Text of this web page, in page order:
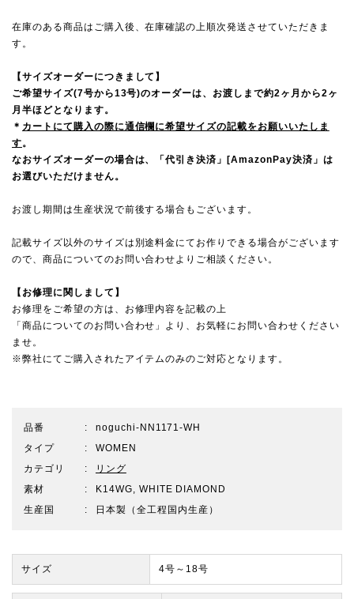
在庫のある商品はご購入後、在庫確認の上順次発送させていただきま
す。
【サイズオーダーにつきまして】
ご希望サイズ(7号から13号)のオーダーは、お渡しまで約2ヶ月から2ヶ
月半ほどとなります。
＊ カートにて購入の際に通信欄に希望サイズの記載をお願いいたしま
す。
なおサイズオーダーの場合は、「代引き決済」[AmazonPay決済」は
お選びいただけません。
お渡し期間は生産状況で前後する場合もございます。
記載サイズ以外のサイズは別途料金にてお作りできる場合がございます
ので、 商品についてのお問い合わせよりご相談ください。
【お修理に関しまして】
お修理をご希望の方は、お修理内容を記載の上
「商品についてのお問い合わせ」より、お気軽にお問い合わせください
ませ。
※弊社にてご購入されたアイテムのみのご対応となります。
品番
noguchi-NN1171-WH
タイプ
WOMEN
カテゴリ
リング
素材
K14WG, WHITE DIAMOND
生産国
日本製（全工程国内生産）
サイズ 4号～18号